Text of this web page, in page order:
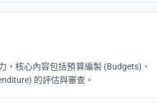
，核心內容包括預算編製 (Budgets)、
的評估與審查。